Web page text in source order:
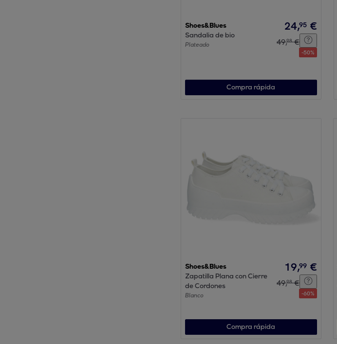
Shoes&Blues
Sandalia de bio
Plateado
24,95 €
49,98 €
-50%
Compra rápida
Shoes&Blues
Zapatilla Plana con Cierre
de Cordones
Blanco
19,99 €
49,98 €
-60%
Compra rápida